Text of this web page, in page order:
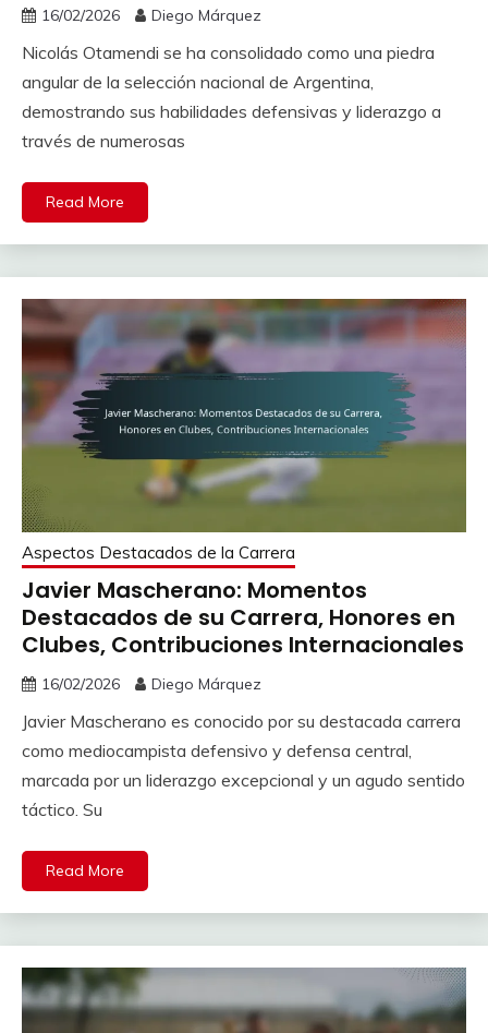
16/02/2026 Diego Márquez
Nicolás Otamendi se ha consolidado como una piedra
angular de la selección nacional de Argentina,
demostrando sus habilidades defensivas y liderazgo a
través de numerosas
Read More
Aspectos Destacados de la Carrera
Javier Mascherano: Momentos
Destacados de su Carrera, Honores en
Clubes, Contribuciones Internacionales
16/02/2026 Diego Márquez
Javier Mascherano es conocido por su destacada carrera
como mediocampista defensivo y defensa central,
marcada por un liderazgo excepcional y un agudo sentido
táctico. Su
Read More